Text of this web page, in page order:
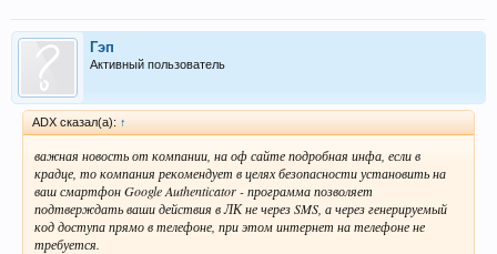
Гэп
Активный пользователь
ADX сказал(а): ↑
важная новость от компании, на оф сайте подробная инфа, если в
крадце, то компания рекомендует в целях безопасности установить на
ваш смартфон Google Authenticator - программа позволяет
подтверждать ваши действия в ЛК не через SMS, а через генерируемый
код доступа прямо в телефоне, при этом интернет на телефоне не
требуется.